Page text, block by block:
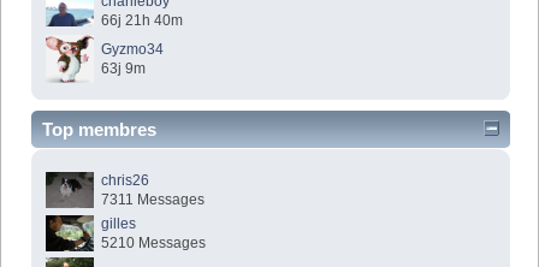
66j 21h 40m
Gyzmo34
63j 9m
Top membres
chris26
7311 Messages
gilles
5210 Messages